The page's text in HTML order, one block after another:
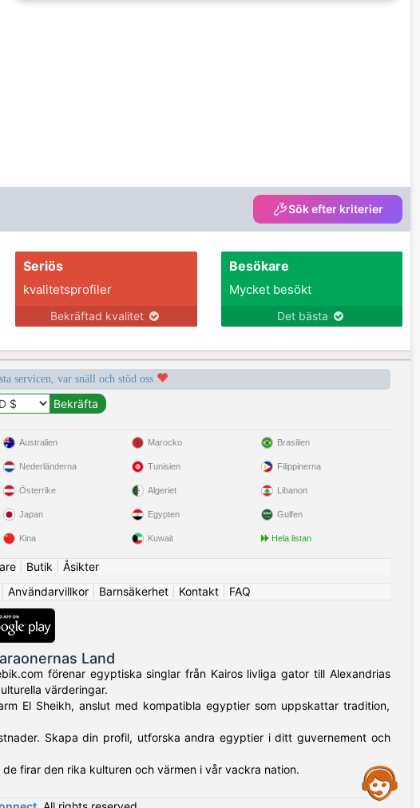
Sök efter kriterier
Seriös
kvalitetsprofiler
Bekräftad kvalitet
Besökare
Mycket besökt
Det bästa
servicen, var snäll och stöd oss
Australien
Nederländerna
Österrike
Japan
Kina
Marocko
Tunisien
Algeriet
Egypten
Kuwait
Brasilien
Filippinerna
Libanon
Gulfen
Hela listan
| Butik
Åsikter
Användarvillkor Barnsäkerhet Kontakt FAQ
Land
förenar egyptiska singlar från Kairos livliga gator till Alexandrias
värderingar.
El Sheikh, anslut med kompatibla egyptier som uppskattar tradition,
Skapa din profil, utforska andra egyptier i ditt guvernement och
firar den rika kulturen och värmen i vår vackra nation.
Assistance